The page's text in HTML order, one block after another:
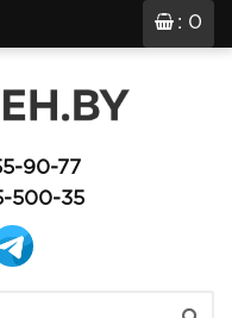
: 0
90-77
500-35